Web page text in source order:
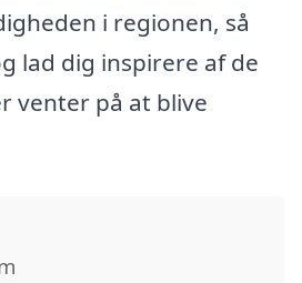
i regionen, så
lad dig inspirere af de
venter på at blive